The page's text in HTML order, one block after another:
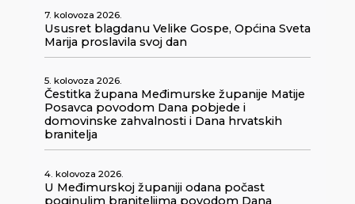
7. kolovoza 2026.
Ususret blagdanu Velike Gospe, Općina Sveta
Marija proslavila svoj dan
5. kolovoza 2026.
Čestitka župana Međimurske županije Matije
Posavca povodom Dana pobjede i
domovinske zahvalnosti i Dana hrvatskih
branitelja
4. kolovoza 2026.
U Međimurskoj županiji odana počast
poginulim braniteljima povodom Dana